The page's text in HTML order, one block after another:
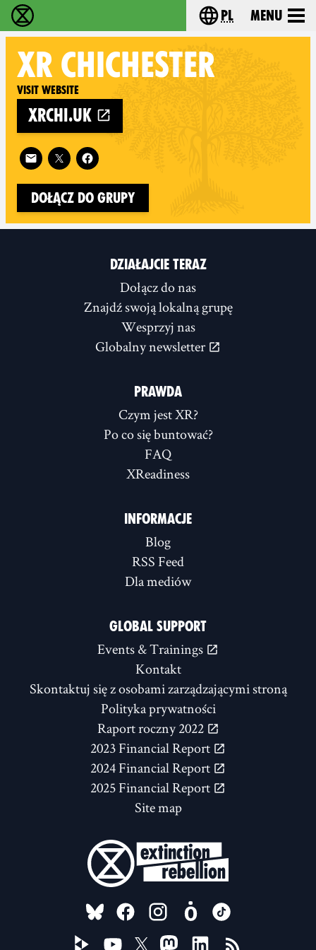
Extinction Rebellion - Home Choose your
pl Menu
XR CHICHESTER
Visit website
xrchi.uk
Follow XR Chichester on
Dołącz do grupy
DZIAŁAJCIE TERAZ
Dołącz do nas
Znajdź swoją lokalną grupę
Wesprzyj nas
Globalny newsletter
PRAWDA
Czym jest XR?
Po co się buntować?
FAQ
XReadiness
INFORMACJE
Blog
RSS Feed
Dla mediów
GLOBAL SUPPORT
Events & Trainings
Kontakt
Skontaktuj się z osobami zarządzającymi stroną
Polityka prywatności
Raport roczny 2022
2023 Financial Report
2024 Financial Report
2025 Financial Report
Site map
FOLLOW US ON